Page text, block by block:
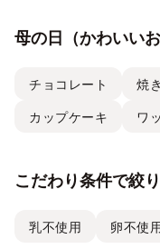
母の日（かわいい
チョコレート 焼
カップケーキ ワ
こだわり条件で絞
乳不使用 卵不使